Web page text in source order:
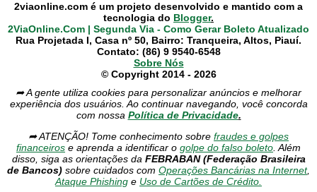
2viaonline.com é um projeto desenvolvido e mantido com a
tecnologia do Blogger.
2ViaOnline.Com | Segunda Via - Como Gerar Boleto Atualizado
Rua Projetada I, Casa nº 50, Bairro: Tranqueira, Altos, Piauí.
Contato: (86) 9 9540-6548
Sobre Nós
© Copyright 2014 - 2026
➦ A gente utiliza cookies para personalizar anúncios e melhorar
experiência dos usuários. Ao continuar navegando, você concorda
com nossa Política de Privacidade.
➦ ATENÇÃO! Tome conhecimento sobre fraudes e golpes
financeiros e aprenda a identificar o golpe do falso boleto. Além
disso, siga as orientações da FEBRABAN (Federação Brasileira
de Bancos) sobre cuidados com Operações Bancárias na Internet,
Ataque Phishing e Uso de Cartões de Crédito.